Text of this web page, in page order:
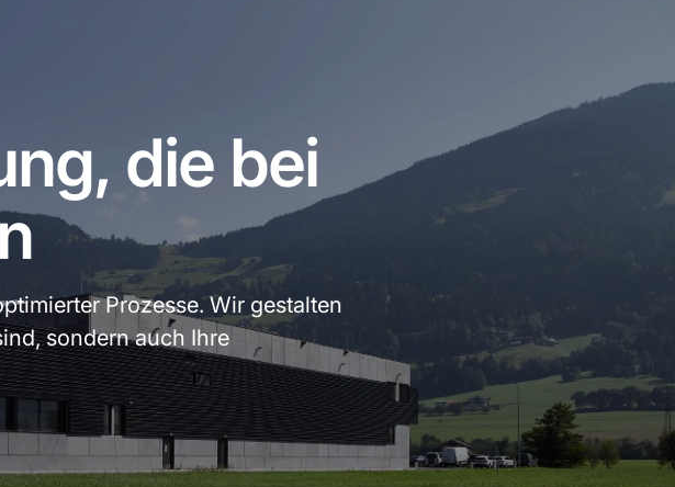
die bei
Prozesse. Wir gestalten
sondern auch Ihre